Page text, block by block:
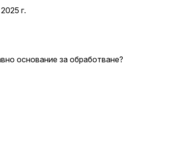
г.
основание за обработване?